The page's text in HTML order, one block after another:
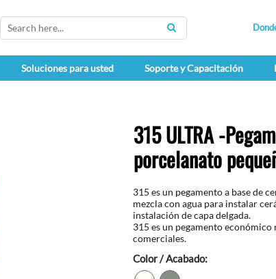
SEARCH
Soluciones para usted Soporte y Capacitación
315 ULTRA -
porcelanato
315 es un pegamento a base de
mezcla con agua para instalar
instalación de capa delgada.
315 es un pegamento
comerciales.
Color / Acabado: